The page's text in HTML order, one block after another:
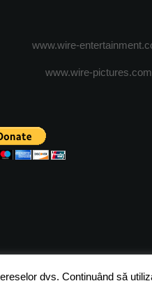
www.wire-
www.wire-pictures.com
dvs. Continuând să